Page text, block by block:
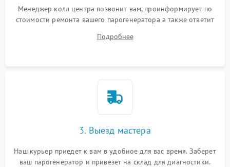
Менеджер колл центра позвонит вам, проинформирует по
стоимости ремонта вашего парогенератора а также ответит
Подробнее
3. Выезд мастера
Наш курьер приедет к вам в удобное для вас время. Заберет
ваш парогенератор и привезет на склад для диагностики.